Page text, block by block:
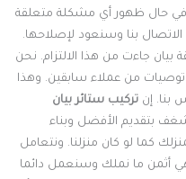
حال ظهور أي مشكلة متعلقة
بنا وسنعود لإصلاحها.
جاءت من هذا الالتزام. نحن
من عملاء سابقين. وهذا
إن تركيب ستائر بيان
الأفضل وبناء
لو كان منزلنا. ونتعامل
ما نملك وسنعمل دائما